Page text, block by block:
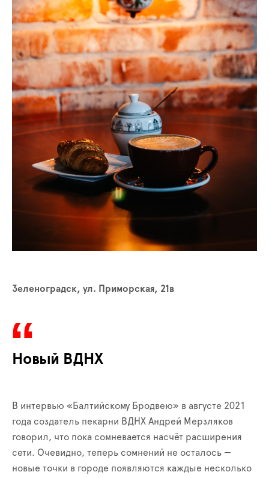
Зеленоградск, ул. Приморская, 21в
Новый ВДНХ
В интервью «Балтийскому Бродвею» в августе 2021
года создатель пекарни ВДНХ Андрей Мерзляков
говорил, что пока сомневается насчёт расширения
сети. Очевидно, теперь сомнений не осталось —
новые точки в городе появляются каждые несколько